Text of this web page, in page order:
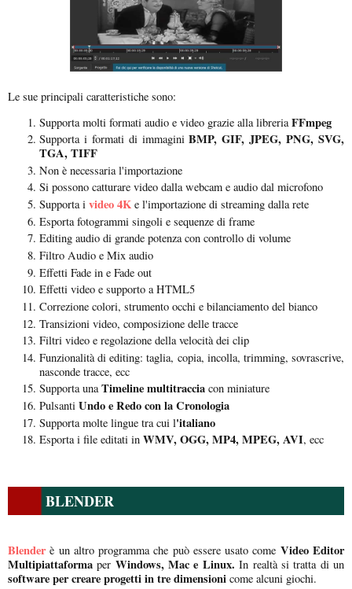
Le sue principali caratteristiche sono:
Supporta molti formati audio e video grazie alla libreria FFmpeg
Supporta i formati di immaginiBMP, GIF, JPEG, PNG, SVG,
TGA, TIFF
Non è necessaria l'importazione
Si possono catturare video dalla webcam e audio dal microfono
Supporta i video 4K e l'importazione di streaming dalla rete
Esporta fotogrammi singoli e sequenze di frame
Editing audio di grande potenza con controllo di volume
Filtro Audio e Mix audio
Effetti Fade in e Fade out
Effetti video e supporto a HTML5
Correzione colori, strumento occhi e bilanciamento del bianco
Transizioni video, composizione delle tracce
Filtri video e regolazione della velocità dei clip
Funzionalità di editing: taglia, copia, incolla, trimming, sovrascrive,
nasconde tracce, ecc
Supporta unaTimeline multitraccia con miniature
Pulsanti Undo e Redo con la Cronologia
Supporta molte lingue tra cui l'italiano
Esporta i file editati in WMV, OGG, MP4, MPEG, AVI, ecc
BLENDER
Blenderè un altro programma che può essere usato come Video Editor
Multipiattaforma per Windows, Mac e Linux.In realtà si tratta di un
software per creare progetti in tre dimensioni come alcuni giochi.